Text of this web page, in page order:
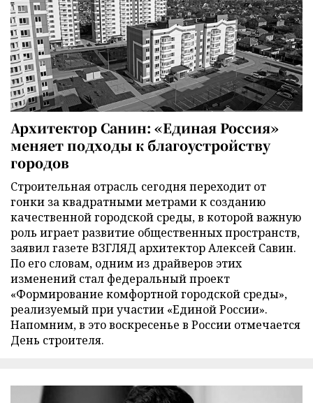
Архитектор Санин: «Единая Россия»
меняет подходы к благоустройству
городов
Строительная отрасль сегодня переходит от
гонки за квадратными метрами к созданию
качественной городской среды, в которой важную
роль играет развитие общественных пространств,
заявил газете ВЗГЛЯД архитектор Алексей Савин.
По его словам, одним из драйверов этих
изменений стал федеральный проект
«Формирование комфортной городской среды»,
реализуемый при участии «Единой России».
Напомним, в это воскресенье в России отмечается
День строителя.